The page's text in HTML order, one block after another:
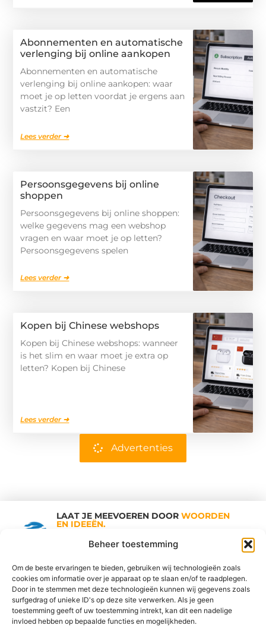
Beheer toestemming
Om de beste ervaringen te bieden, gebruiken wij technologieën zoals
cookies om informatie over je apparaat op te slaan en/of te raadplegen.
Door in te stemmen met deze technologieën kunnen wij gegevens zoals
surfgedrag of unieke ID's op deze site verwerken. Als je geen
toestemming geeft of uw toestemming intrekt, kan dit een nadelige
invloed hebben op bepaalde functies en mogelijkheden.
Abonnementen en automatische
verlenging bij online aankopen
Abonnementen en automatische
verlenging bij online aankopen: waar
moet je op letten voordat je ergens aan
vastzit? Een
Lees verder ➜
Persoonsgegevens bij online
shoppen
Persoonsgegevens bij online shoppen:
welke gegevens mag een webshop
vragen en waar moet je op letten?
Persoonsgegevens spelen
Lees verder ➜
Kopen bij Chinese webshops
Kopen bij Chinese webshops: wanneer
is het slim en waar moet je extra op
letten? Kopen bij Chinese
Lees verder ➜
Advertenties
LAAT JE MEEVOEREN DOOR WOORDEN
EN IDEEËN.
Vind Ons Hier :